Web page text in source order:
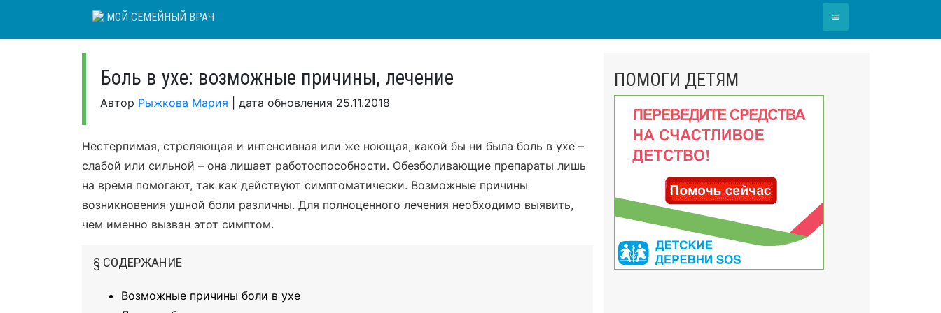
content
МОЙ СЕМЕЙНЫЙ ВРАЧ ≡
Боль в ухе: возможные причины, лечение
Автор Рыжкова Мария дата обновления 25.11.2018
Нестерпимая, стреляющая и интенсивная или же ноющая, какой бы ни была боль в ухе –
слабой или сильной – она лишает работоспособности. Обезболивающие препараты лишь
на время помогают, так как действуют симптоматически. Возможные причины
возникновения ушной боли различны. Для полноценного лечения необходимо выявить,
чем именно вызван этот симптом.
§ СОДЕРЖАНИЕ
Возможные причины боли в ухе
ПОМОГИ ДЕТЯМ